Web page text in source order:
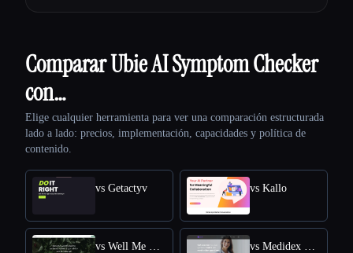
Comparar Ubie AI Symptom Checker
con…
Elige cualquier herramienta para ver una comparación estructurada
lado a lado: precios, implementación, capacidades y política de
contenido.
vs Getactyv vs Kallo